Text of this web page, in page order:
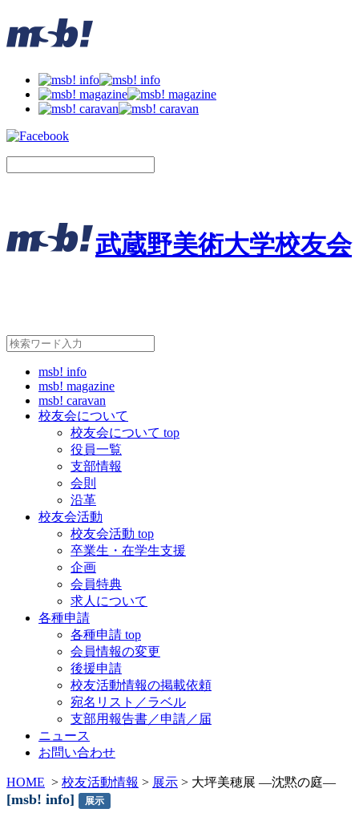
武蔵野美術大学校友会
msb! info
msb! magazine
msb! caravan
校友会について
校友会について top
役員一覧
支部情報
会則
沿革
校友会活動
校友会活動 top
卒業生・在学生支援
企画
会員特典
求人について
各種申請
各種申請 top
会員情報の変更
後援申請
校友活動情報の掲載依頼
宛名リスト／ラベル
支部用報告書／申請／届
ニュース
お問い合わせ
HOME > 校友活動情報 > 展示 > 大坪美穂展 ―沈黙の庭―
[msb! info] 展示